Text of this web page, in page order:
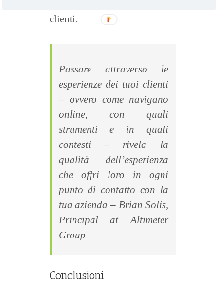
clienti:
Passare attraverso le
esperienze dei tuoi clienti
– ovvero come navigano
online, con quali
strumenti e in quali
contesti – rivela la
qualità dell’esperienza
che offri loro in ogni
punto di contatto con la
tua azienda – Brian Solis,
Principal at Altimeter
Group
Conclusioni